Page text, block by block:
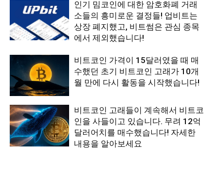
인기 밈코인에 대한 암호화폐 거래
소들의 흥미로운 결정들! 업비트는
상장 폐지했고, 비트썸은 관심 종목
에서 제외했습니다!
비트코인 가격이 15달러였을 때 매
수했던 초기 비트코인 고래가 10개
월 만에 다시 활동을 시작했습니다!
비트코인 고래들이 계속해서 비트코
인을 사들이고 있습니다. 무려 12억
달러어치를 매수했습니다! 자세한
내용을 알아보세요